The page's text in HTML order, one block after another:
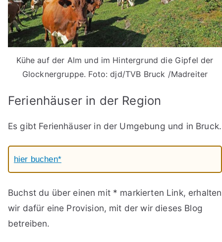
Kühe auf der Alm und im Hintergrund die Gipfel der
Glocknergruppe. Foto: djd/TVB Bruck /Madreiter
Ferienhäuser in der Region
Es gibt Ferienhäuser in der Umgebung und in Bruck.
hier buchen*
Buchst du über einen mit * markierten Link, erhalten
wir dafür eine Provision, mit der wir dieses Blog
betreiben.